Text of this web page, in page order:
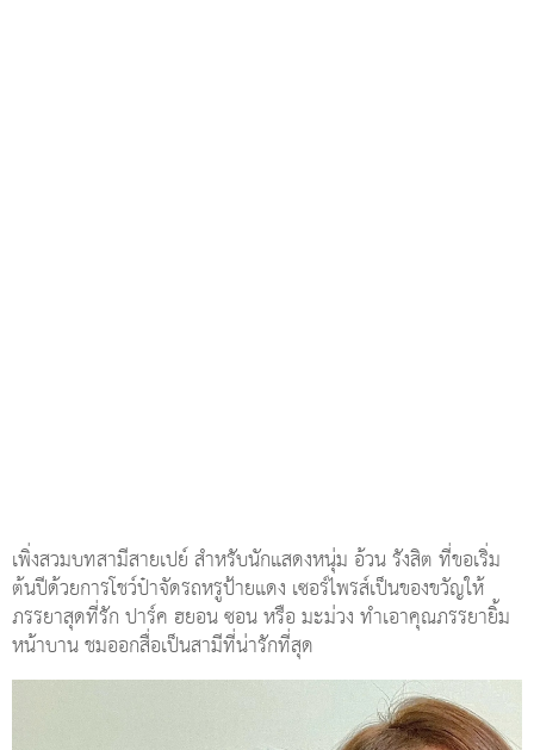
เพิ่งสวมบทสามีสายเปย์ สำหรับนักแสดงหนุ่ม อ้วน รังสิต ที่ขอเริ่ม
ต้นปีด้วยการโชว์ป๋าจัดรถหรูป้ายแดง เซอร์ไพรส์เป็นของขวัญให้
ภรรยาสุดที่รัก ปาร์ค ฮยอน ซอน หรือ มะม่วง ทำเอาคุณภรรยายิ้ม
หน้าบาน ชมออกสื่อเป็นสามีที่น่ารักที่สุด